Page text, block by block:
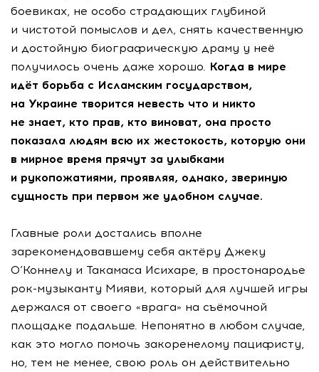
боевиках, не особо страдающих глубиной
и чистотой помыслов и дел, снять качественную
и достойную биографическую драму у неё
получилось очень даже хорошо. Когда в мире
идёт борьба с Исламским государством,
на Украине творится невесть что и никто
не знает, кто прав, кто виноват, она просто
показала людям всю их жестокость, которую они
в мирное время прячут за улыбками
и рукопожатиями, проявляя, однако, звериную
сущность при первом же удобном случае.
Главные роли достались вполне
зарекомендовавшему себя актёру Джеку
О’Коннелу и Такамаса Исихаре, в простонародье
рок-музыканту Мияви, который для лучшей игры
держался от своего «врага» на съёмочной
площадке подальше. Непонятно в любом случае,
как это могло помочь закоренелому пацифисту,
но, тем не менее, свою роль он действительно